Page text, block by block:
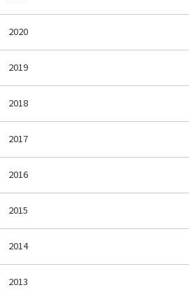
2020
2019
2018
2017
2016
2015
2014
2013